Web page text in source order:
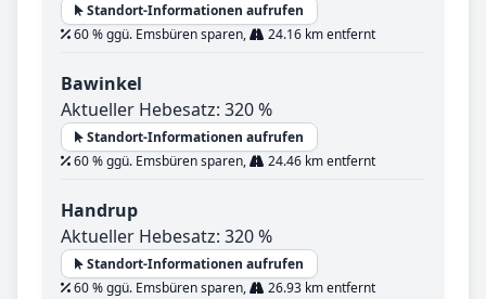
Standort-Informationen aufrufen
60 % ggü. Emsbüren sparen,
24.16 km entfernt
Bawinkel
Aktueller Hebesatz: 320 %
Standort-Informationen aufrufen
60 % ggü. Emsbüren sparen,
24.46 km entfernt
Handrup
Aktueller Hebesatz: 320 %
Standort-Informationen aufrufen
60 % ggü. Emsbüren sparen,
26.93 km entfernt